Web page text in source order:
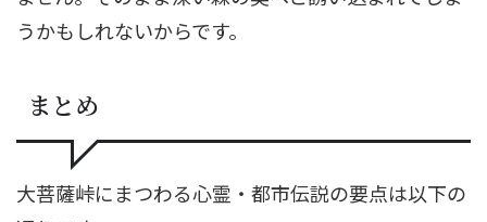
うかもしれないからです。
まとめ
大菩薩峠にまつわる心霊・都市伝説の要点は以下の